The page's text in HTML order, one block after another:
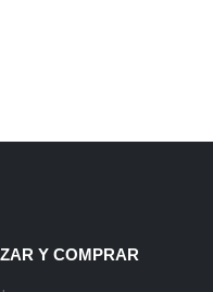
Y COMPRAR